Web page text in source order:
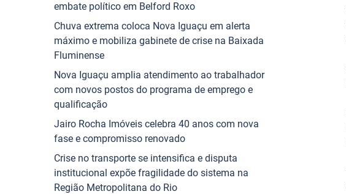
embate político em Belford Roxo
Chuva extrema coloca Nova Iguaçu em alerta
máximo e mobiliza gabinete de crise na Baixada
Fluminense
Nova Iguaçu amplia atendimento ao trabalhador
com novos postos do programa de emprego e
qualificação
Jairo Rocha Imóveis celebra 40 anos com nova
fase e compromisso renovado
Crise no transporte se intensifica e disputa
institucional expõe fragilidade do sistema na
Região Metropolitana do Rio